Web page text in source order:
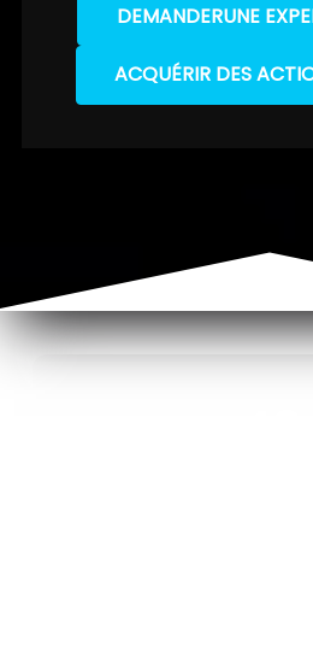
DEMANDERUNE
ACQUÉRIR DES